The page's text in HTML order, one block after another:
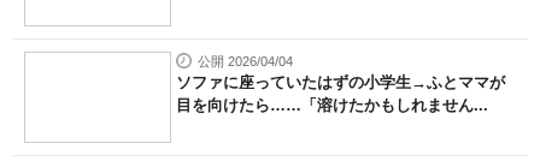
公開 2026/04/04
ソファに座っていたはずの小学生→ふとママが
目を向けたら……「溶けたかもしれません...